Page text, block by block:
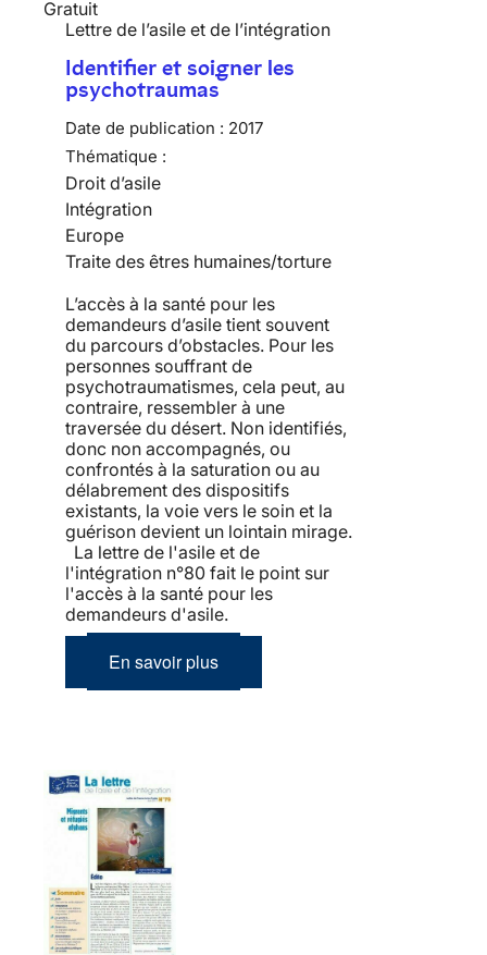
Gratuit
Lettre de l’asile et de l’intégration
Identifier et soigner les
psychotraumas
Date de publication : 2017
Thématique :
Droit d’asile
Intégration
Europe
Traite des êtres humaines/torture
L’accès à la santé pour les
demandeurs d’asile tient souvent
du parcours d’obstacles. Pour les
personnes souffrant de
psychotraumatismes, cela peut, au
contraire, ressembler à une
traversée du désert. Non identifiés,
donc non accompagnés, ou
confrontés à la saturation ou au
délabrement des dispositifs
existants, la voie vers le soin et la
guérison devient un lointain mirage.
La lettre de l'asile et de
l'intégration n°80 fait le point sur
l'accès à la santé pour les
demandeurs d'asile.
En savoir plus